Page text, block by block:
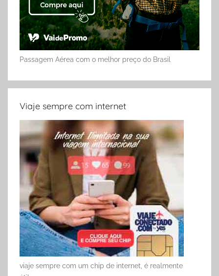
Passagem Aérea com o melhor preço do Brasil
Viaje sempre com internet
viaje sempre com um chip de internet, é realmente